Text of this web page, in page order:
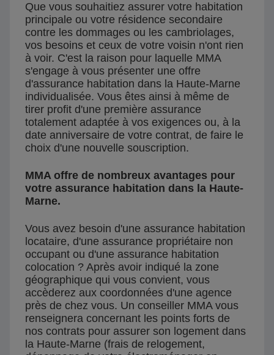
Que vous souhaitiez assurer votre habitation
principale ou votre résidence secondaire
contre les dommages ou les cambriolages,
vos besoins et ceux de votre voisin n'ont rien
à voir. C'est la raison pour laquelle MMA
s'engage à vous présenter une offre
d'assurance habitation dans la Haute-Marne
individualisée. Vous êtes ainsi à même de
tirer profit d'une première assurance
totalement adaptée à vos exigences ou, à la
date anniversaire de votre contrat, de faire le
choix d'une nouvelle souscription.
MMA offre de nombreux avantages pour
votre assurance habitation dans la Haute-
Marne.
Vous avez besoin d'une assurance habitation
locataire, d'une assurance propriétaire non
occupant ou d'une assurance habitation
colocation ? Après avoir indiqué la zone
géographique qui vous convient, vous
accèderez aux coordonnées d'une agence
près de chez vous. Un conseiller MMA vous
renseignera concernant les points forts de
nos contrats pour assurer son logement dans
la Haute-Marne (frais de relogement,